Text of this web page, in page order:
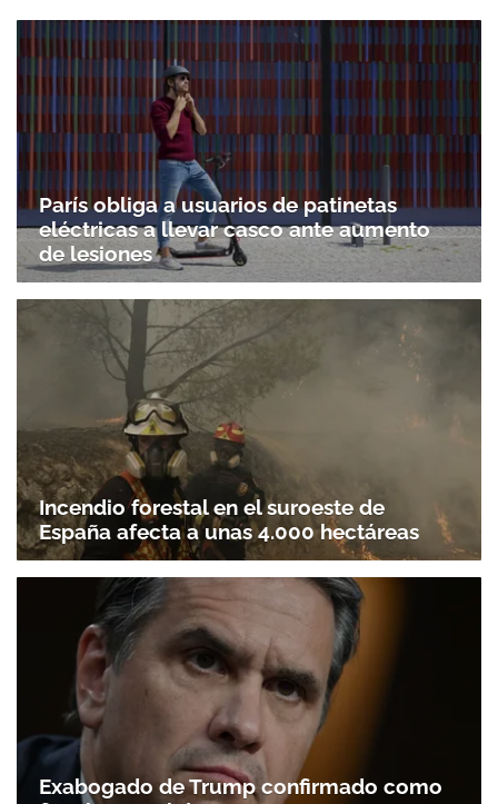
París obliga a usuarios de patinetas
eléctricas a llevar casco ante aumento
de lesiones
Incendio forestal en el suroeste de
España afecta a unas 4.000 hectáreas
Exabogado de Trump confirmado como